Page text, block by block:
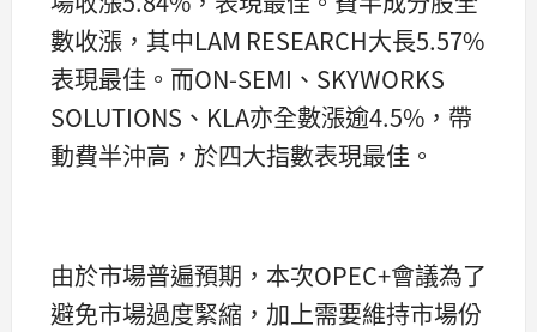
數收漲，其中LAM RESEARCH大長5.57%
表現最佳。而ON-SEMI、SKYWORKS
SOLUTIONS、KLA亦全數漲逾4.5%，帶
動費半沖高，於四大指數表現最佳。
由於市場普遍預期，本次OPEC+會議為了
避免市場過度緊縮，加上需要維持市場份